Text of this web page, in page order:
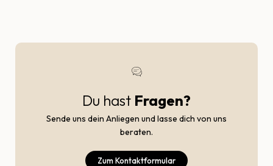
Du hast Fragen?
Sende uns dein Anliegen und lasse dich von uns
beraten.
Zum Kontaktformular